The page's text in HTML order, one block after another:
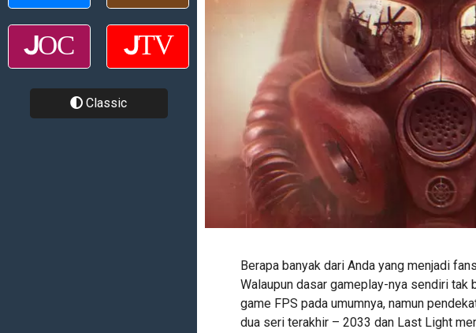
Classic
Berapa banyak dari Anda yang menjadi
Walaupun dasar gameplay-nya sendiri tak
game FPS pada umumnya, namun
dua seri terakhir – 2033 dan Last Light